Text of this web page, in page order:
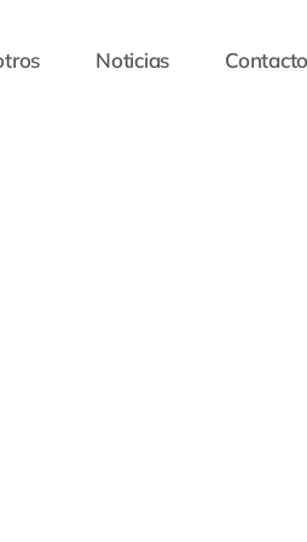
Noticias